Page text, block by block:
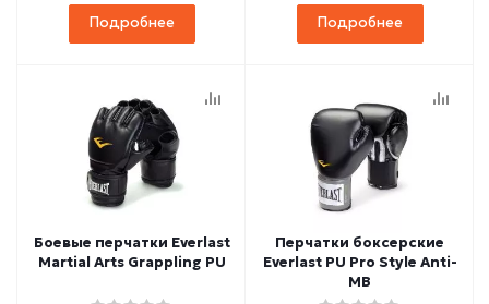
Подробнее Подробнее
Боевые перчатки Everlast
Martial Arts Grappling PU
Перчатки боксерские
Everlast PU Pro Style Anti-
MB